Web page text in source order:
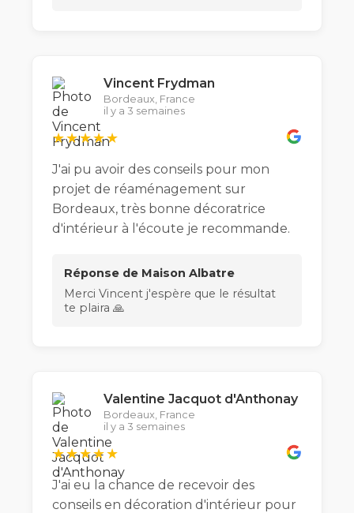
Vincent Frydman
Bordeaux, France
il y a 3 semaines
★★★★★
J'ai pu avoir des conseils pour mon
projet de réaménagement sur
Bordeaux, très bonne décoratrice
d'intérieur à l'écoute je recommande.
Réponse de Maison Albatre
Merci Vincent j'espère que le résultat
te plaira 🙏
Valentine Jacquot d'Anthonay
Bordeaux, France
il y a 3 semaines
★★★★★
J'ai eu la chance de recevoir des
conseils en décoration d'intérieur pour